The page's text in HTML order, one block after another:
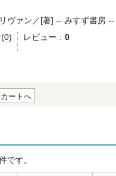
ヴァン／[著] -- みすず書房
(0) レビュー 0
ートへ
です。